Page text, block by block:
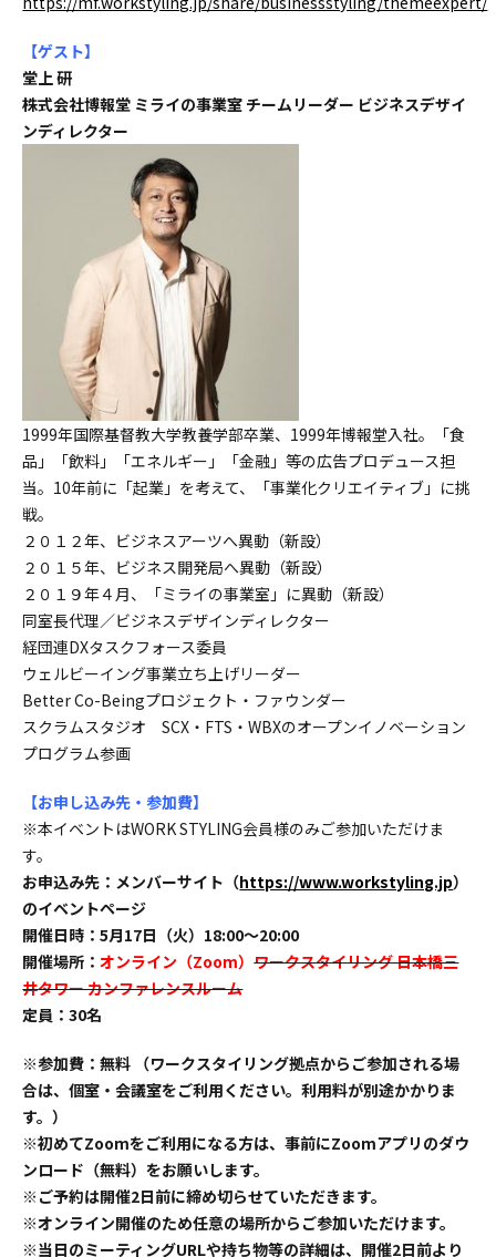
【ゲスト】
堂上 研
株式会社博報堂 ミライの事業室 チームリーダー ビジネスデザイ
ンディレクター
1999年国際基督教大学教養学部卒業、1999年博報堂入社。「食
品」「飲料」「エネルギー」「金融」等の広告プロデュース担
当。10年前に「起業」を考えて、「事業化クリエイティブ」に挑
戦。
２０１２年、ビジネスアーツへ異動（新設）
２０１５年、ビジネス開発局へ異動（新設）
２０１９年４月、「ミライの事業室」に異動（新設）
同室長代理／ビジネスデザインディレクター
経団連DXタスクフォース委員
ウェルビーイング事業立ち上げリーダー
Better Co-Beingプロジェクト・ファウンダー
スクラムスタジオ SCX・FTS・WBXのオープンイノベーション
プログラム参画
【お申し込み先・参加費】
※本イベントはWORK STYLING会員様のみご参加いただけま
す。
お申込み先：メンバーサイト（https://www.workstyling.jp）
のイベントページ
開催日時：5月17日（火）18:00〜20:00
開催場所：オンライン（Zoom）ワークスタイリング 日本橋三
井タワー カンファレンスルーム
定員：30名
※参加費：無料 （ワークスタイリング拠点からご参加される場
合は、個室・会議室をご利用ください。利用料が別途かかりま
す。）
※初めてZoomをご利用になる方は、事前にZoomアプリのダウ
ンロード（無料）をお願いします。
※ご予約は開催2日前に締め切らせていただきます。
※オンライン開催のため任意の場所からご参加いただけます。
※当日のミーティングURLや持ち物等の詳細は、開催2日前より